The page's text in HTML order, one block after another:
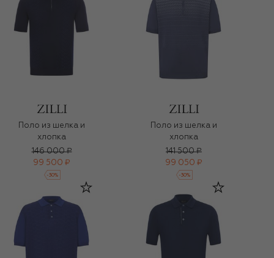
Поло из шелка и
хлопка
146 000 ₽
99 500 ₽
-30%
Поло из шелка и
хлопка
141 500 ₽
99 050 ₽
-30%